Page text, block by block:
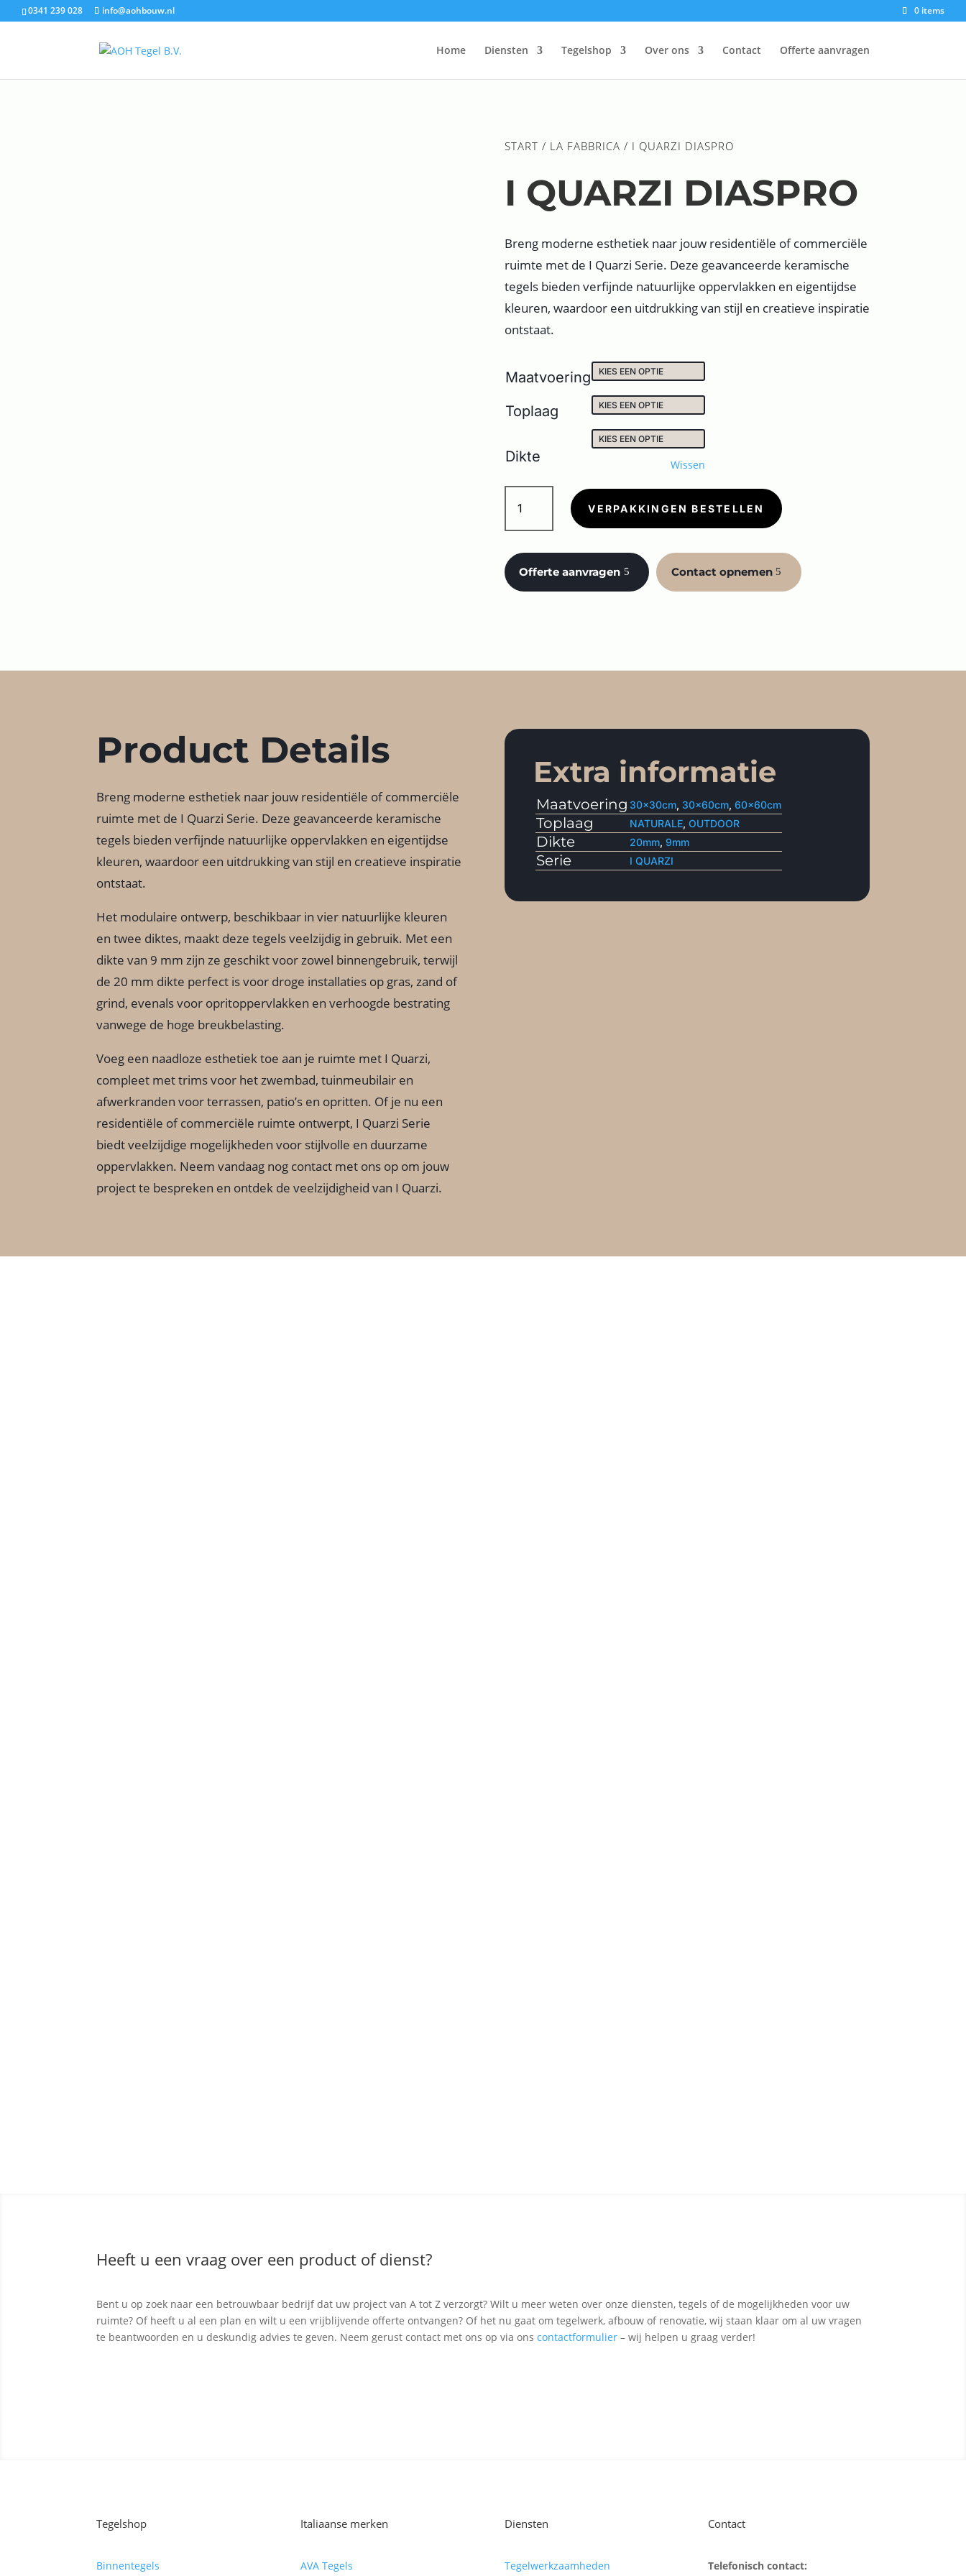
0341 239 028 info@aohbouw.nl 0 items
Home Diensten Tegelshop Over ons Contact Offerte aanvragen
START / LA FABBRICA / I QUARZI DIASPRO
I QUARZI DIASPRO
Breng moderne esthetiek naar jouw residentiële of commerciële
ruimte met de I Quarzi Serie. Deze geavanceerde keramische
tegels bieden verfijnde natuurlijke oppervlakken en eigentijdse
kleuren, waardoor een uitdrukking van stijl en creatieve inspiratie
ontstaat.
Maatvoering
Toplaag
Dikte Wissen
I
QUARZI
DIASPRO
VERPAKKINGEN BESTELLEN
Offerte aanvragen Contact opnemen
Product Details
Breng moderne esthetiek naar jouw residentiële of commerciële
ruimte met de I Quarzi Serie. Deze geavanceerde keramische
tegels bieden verfijnde natuurlijke oppervlakken en eigentijdse
kleuren, waardoor een uitdrukking van stijl en creatieve inspiratie
ontstaat.
Het modulaire ontwerp, beschikbaar in vier natuurlijke kleuren
en twee diktes, maakt deze tegels veelzijdig in gebruik. Met een
dikte van 9 mm zijn ze geschikt voor zowel binnengebruik, terwijl
de 20 mm dikte perfect is voor droge installaties op gras, zand of
grind, evenals voor opritoppervlakken en verhoogde bestrating
vanwege de hoge breukbelasting.
Voeg een naadloze esthetiek toe aan je ruimte met I Quarzi,
compleet met trims voor het zwembad, tuinmeubilair en
afwerkranden voor terrassen, patio’s en opritten. Of je nu een
residentiële of commerciële ruimte ontwerpt, I Quarzi Serie
biedt veelzijdige mogelijkheden voor stijlvolle en duurzame
oppervlakken. Neem vandaag nog contact met ons op om jouw
project te bespreken en ontdek de veelzijdigheid van I Quarzi.
Extra informatie
Maatvoering 30x30cm, 30x60cm, 60x60cm
Toplaag NATURALE, OUTDOOR
Dikte 20mm, 9mm
Serie I QUARZI
Heeft u een vraag over een product of dienst?
Bent u op zoek naar een betrouwbaar bedrijf dat uw project van A tot Z verzorgt? Wilt u meer weten over onze diensten, tegels of de mogelijkheden voor uw
ruimte? Of heeft u al een plan en wilt u een vrijblijvende offerte ontvangen? Of het nu gaat om tegelwerk, afbouw of renovatie, wij staan klaar om al uw vragen
te beantwoorden en u deskundig advies te geven. Neem gerust contact met ons op via onscontactformulier – wij helpen u graag verder!
Tegelshop
Binnentegels
Italiaanse merken
AVA Tegels
Diensten
Tegelwerkzaamheden
Contact
Telefonisch contact: